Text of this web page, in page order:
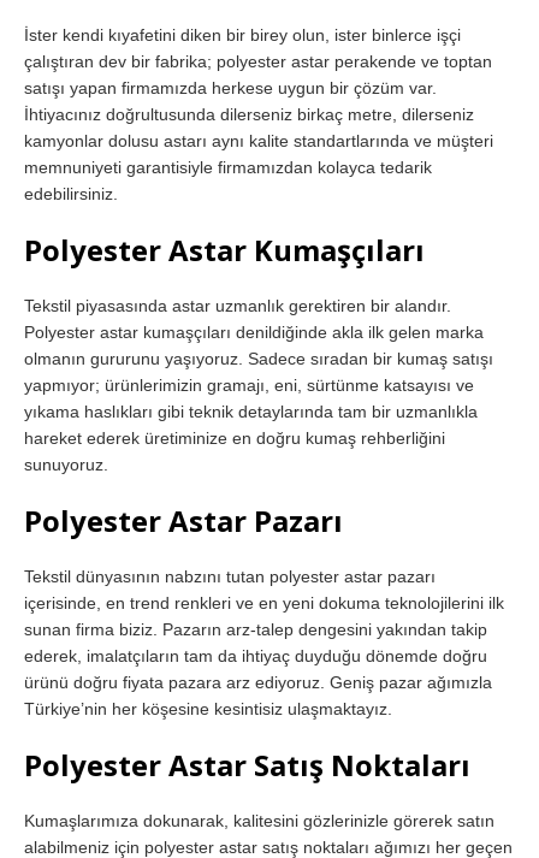
İster kendi kıyafetini diken bir birey olun, ister binlerce işçi
çalıştıran dev bir fabrika; polyester astar perakende ve toptan
satışı yapan firmamızda herkese uygun bir çözüm var.
İhtiyacınız doğrultusunda dilerseniz birkaç metre, dilerseniz
kamyonlar dolusu astarı aynı kalite standartlarında ve müşteri
memnuniyeti garantisiyle firmamızdan kolayca tedarik
edebilirsiniz.
Polyester Astar Kumaşçıları
Tekstil piyasasında astar uzmanlık gerektiren bir alandır.
Polyester astar kumaşçıları denildiğinde akla ilk gelen marka
olmanın gururunu yaşıyoruz. Sadece sıradan bir kumaş satışı
yapmıyor; ürünlerimizin gramajı, eni, sürtünme katsayısı ve
yıkama haslıkları gibi teknik detaylarında tam bir uzmanlıkla
hareket ederek üretiminize en doğru kumaş rehberliğini
sunuyoruz.
Polyester Astar Pazarı
Tekstil dünyasının nabzını tutan polyester astar pazarı
içerisinde, en trend renkleri ve en yeni dokuma teknolojilerini ilk
sunan firma biziz. Pazarın arz-talep dengesini yakından takip
ederek, imalatçıların tam da ihtiyaç duyduğu dönemde doğru
ürünü doğru fiyata pazara arz ediyoruz. Geniş pazar ağımızla
Türkiye’nin her köşesine kesintisiz ulaşmaktayız.
Polyester Astar Satış Noktaları
Kumaşlarımıza dokunarak, kalitesini gözlerinizle görerek satın
alabilmeniz için polyester astar satış noktaları ağımızı her geçen